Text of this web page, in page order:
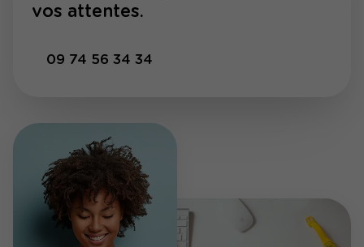
vos attentes.
09 74 56 34 34